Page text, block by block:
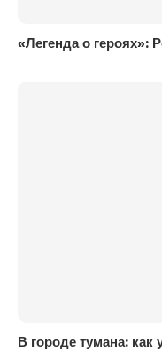
«Легенда о героях»:
В городе тумана: как